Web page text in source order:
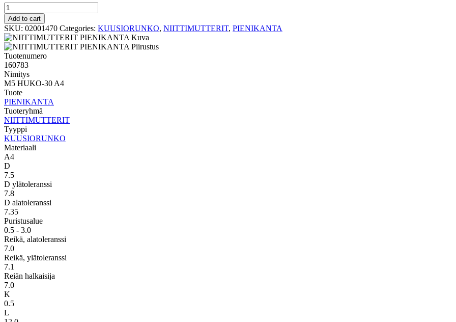
KUUSIORUNKO
PIENIKANTA
M5
HUKO-
30
A4
quantity
Add to cart
SKU: 02001470 Categories: KUUSIORUNKO, NIITTIMUTTERIT, PIENIKANTA
Tuotenumero
160783
Nimitys
M5 HUKO-30 A4
Tuote
PIENIKANTA
Tuoteryhmä
NIITTIMUTTERIT
Tyyppi
KUUSIORUNKO
Materiaali
A4
D
7.5
D ylätoleranssi
7.8
D alatoleranssi
7.35
Puristusalue
0.5 - 3.0
Reikä, alatoleranssi
7.0
Reikä, ylätoleranssi
7.1
Reiän halkaisija
7.0
K
0.5
L